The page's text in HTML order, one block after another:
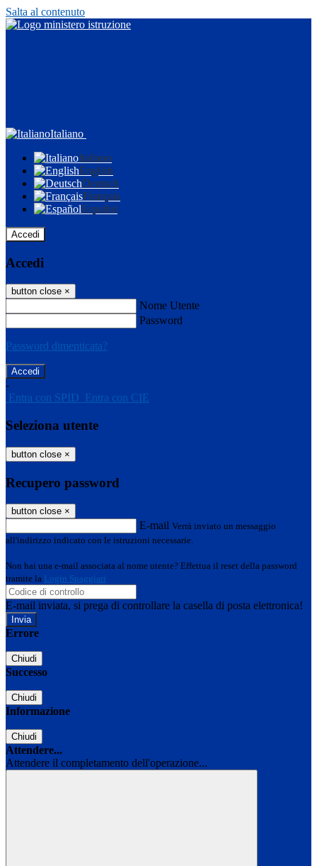
Salta al contenuto
Italiano
Italiano
English
Deutsch
Français
Español
Accedi
Accedi
button close ×
Nome Utente
Password
Password dimenticata?
-
Entra con SPID Entra con CIE
Seleziona utente
button close ×
Recupero password
button close ×
E-mail Verrà inviato un messaggio
all'indirizzo indicato con le istruzioni necessarie.
Non hai una e-mail associata al nome utente? Effettua il reset della password
tramite la Login Spaggiari
E-mail inviata, si prega di controllare la casella di posta elettronica!
Errore
Chiudi
Successo
Chiudi
Informazione
Chiudi
Attendere...
Attendere il completamento dell'operazione...